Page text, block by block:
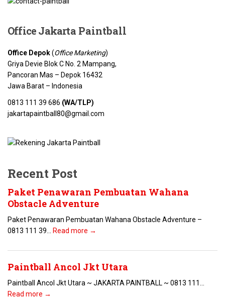
Office JakartaPaintball
Office Depok(Office Marketing)
Griya Devie Blok C No. 2 Mampang,
Pancoran Mas – Depok 16432
Jawa Barat – Indonesia
0813 111 39 686 (WA/TLP)
jakartapaintball80@gmail.com
Recent Post
Paket Penawaran Pembuatan Wahana
Obstacle Adventure
Paket Penawaran Pembuatan Wahana Obstacle Adventure –
0813 111 39... Read more →
Paintball Ancol Jkt Utara
Paintball Ancol Jkt Utara ~ JAKARTA PAINTBALL ~ 0813 111...
Read more →